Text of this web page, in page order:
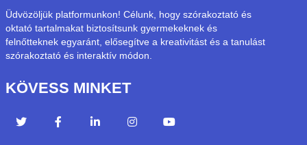
Üdvözöljük platformunkon! Célunk, hogy szórakoztató és
oktató tartalmakat biztosítsunk gyermekeknek és
felnőtteknek egyaránt, elősegítve a kreativitást és a tanulást
szórakoztató és interaktív módon.
KÖVESS MINKET